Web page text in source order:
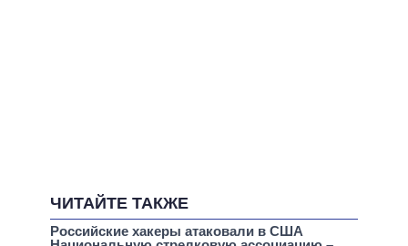
ЧИТАЙТЕ ТАКЖЕ
Российские хакеры атаковали в США